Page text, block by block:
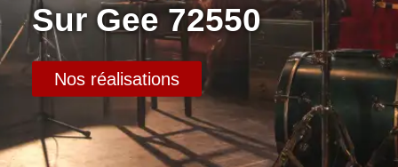
Sur Gee 72550
Nos réalisations